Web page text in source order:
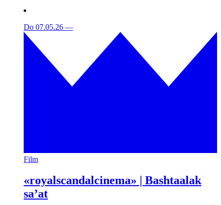
Do 07.05.26 —
Film
«royalscandalcinema» | Bashtaalak
sa’at